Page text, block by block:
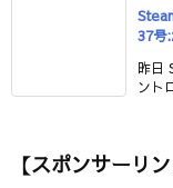
37号
昨日
ント
【スポンサーリン